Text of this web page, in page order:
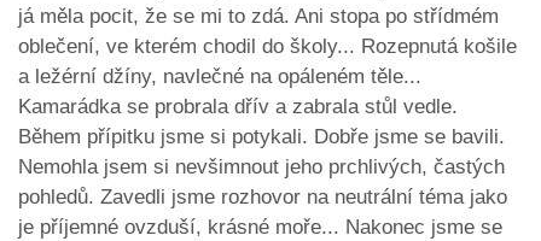
já měla pocit, že se mi to zdá. Ani stopa po střídmém
oblečení, ve kterém chodil do školy... Rozepnutá košile
a ležérní džíny, navlečné na opáleném těle...
Kamarádka se probrala dřív a zabrala stůl vedle.
Během přípitku jsme si potykali. Dobře jsme se bavili.
Nemohla jsem si nevšimnout jeho prchlivých, častých
pohledů. Zavedli jsme rozhovor na neutrální téma jako
je příjemné ovzduší, krásné moře... Nakonec jsme se